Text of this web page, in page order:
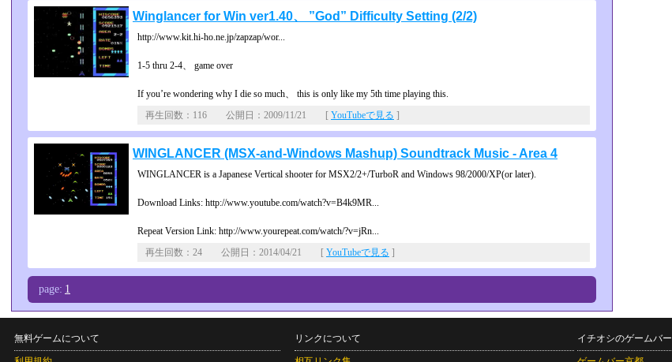
Winglancer for Win ver1.40、 ”God” Difficulty Setting (2/2)
http://www.kit.hi-ho.ne.jp/zapzap/wor...
1-5 thru 2-4、 game over
If you’re wondering why I die so much、 this is only like my 5th time playing this.
再生回数：116 公開日：2009/11/21 [ YouTubeで見る ]
WINGLANCER (MSX-and-Windows Mashup) Soundtrack Music - Area 4
WINGLANCER is a Japanese Vertical shooter for MSX2/2+/TurboR and Windows 98/2000/XP(or later).
Download Links: http://www.youtube.com/watch?v=B4k9MR...
Repeat Version Link: http://www.yourepeat.com/watch/?v=jRn...
再生回数：24 公開日：2014/04/21 [ YouTubeで見る ]
page: 1
無料ゲームについて リンクについて イチオシのゲームバー